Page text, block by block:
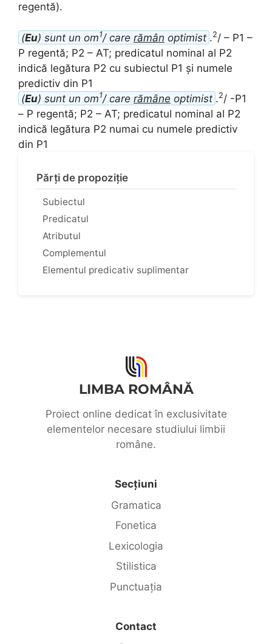
regentă).
(Eu) sunt un om1/ care rămân optimist .2/ – P1 –
P regentă; P2 – AT; predicatul nominal al P2
indică legătura P2 cu subiectul P1 și numele
predictiv din P1
(Eu) sunt un om1/ care rămâne optimist .2/ -P1
– P regentă; P2 – AT; predicatul nominal al P2
indică legătura P2 numai cu numele predictiv
din P1
Părți de propoziție
Subiectul
Predicatul
Atributul
Complementul
Elementul predicativ suplimentar
LIMBA ROMÂNĂ
Proiect online dedicat în exclusivitate
elementelor necesare studiului limbii
române.
Secțiuni
Gramatica
Fonetica
Lexicologia
Stilistica
Punctuația
Contact